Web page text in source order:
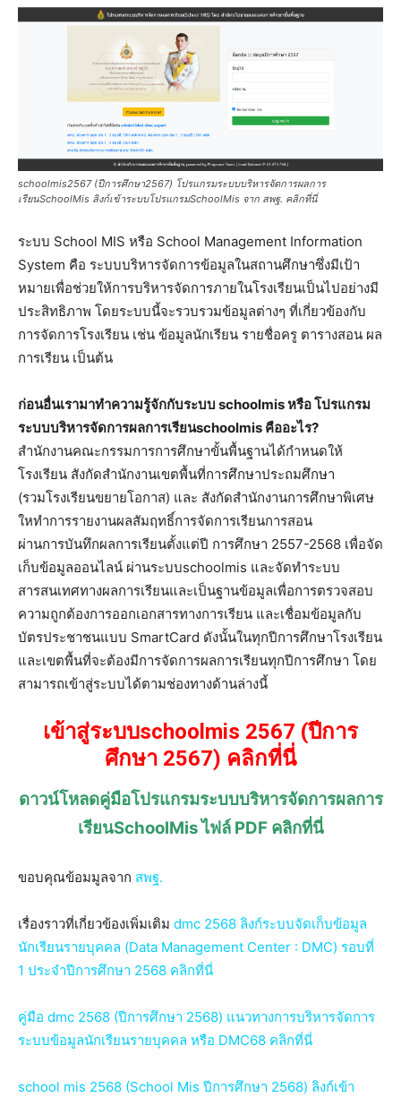
schoolmis2567 (ปีการศึกษา2567) โปรแกรมระบบบริหารจัดการผลการ
เรียนSchoolMis ลิงก์เข้าระบบโปรแกรมSchoolMis จาก สพฐ. คลิกที่นี่
ระบบ School MIS หรือ School Management Information
System คือ ระบบบริหารจัดการข้อมูลในสถานศึกษาซึ่งมีเป้า
หมายเพื่อช่วยให้การบริหารจัดการภายในโรงเรียนเป็นไปอย่างมี
ประสิทธิภาพ โดยระบบนี้จะรวบรวมข้อมูลต่างๆ ที่เกี่ยวข้องกับ
การจัดการโรงเรียน เช่น ข้อมูลนักเรียน รายชื่อครู ตารางสอน ผล
การเรียน เป็นต้น
ก่อนอื่นเรามาทำความรู้จักกับระบบ schoolmis หรือ โปรแกรม
ระบบบริหารจัดการผลการเรียนschoolmis คืออะไร?
สำนักงานคณะกรรมการการศึกษาขั้นพื้นฐานได้กำหนดให้
โรงเรียน สังกัดสำนักงานเขตพื้นที่การศึกษาประถมศึกษา
(รวมโรงเรียนขยายโอกาส) และ สังกัดสำนักงานการศึกษาพิเศษ
ใหทำการรายงานผลสัมฤทธิ์การจัดการเรียนการสอน
ผ่านการบันทึกผลการเรียนตั้งแต่ปี การศึกษา 2557-2568 เพื่อจัด
เก็บข้อมูลออนไลน์ ผ่านระบบschoolmis และจัดทำระบบ
สารสนเทศทางผลการเรียนและเป็นฐานข้อมูลเพื่อการตรวจสอบ
ความถูกต้องการออกเอกสารทางการเรียน และเชื่อมข้อมูลกับ
บัตรประชาชนแบบ SmartCard ดังนั้นในทุกปีการศึกษาโรงเรียน
และเขตพื้นที่จะต้องมีการจัดการผลการเรียนทุกปีการศึกษา โดย
สามารถเข้าสู่ระบบได้ตามช่องทางด้านล่างนี้
เข้าสู่ระบบschoolmis 2567 (ปีการ
ศึกษา 2567) คลิกที่นี่
ดาวน์โหลดคู่มือโปรแกรมระบบบริหารจัดการผลการ
เรียนSchoolMis ไฟล์ PDF คลิกที่นี่
ขอบคุณข้อมมูลจาก สพฐ.
เรื่องราวที่เกี่ยวข้องเพิ่มเติม dmc 2568 ลิงก์ระบบจัดเก็บข้อมูล
นักเรียนรายบุคคล (Data Management Center : DMC) รอบที่
1 ประจำปีการศึกษา 2568 คลิกที่นี่
คู่มือ dmc 2568 (ปีการศึกษา 2568) แนวทางการบริหารจัดการ
ระบบข้อมูลนักเรียนรายบุคคล หรือ DMC68 คลิกที่นี่
school mis 2568 (School Mis ปีการศึกษา 2568) ลิงก์เข้า